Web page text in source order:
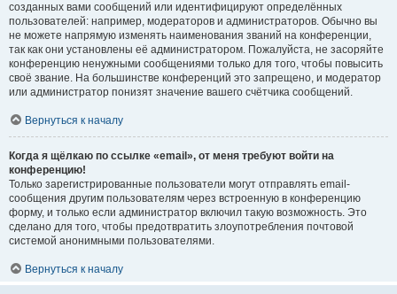
созданных вами сообщений или идентифицируют определённых
пользователей: например, модераторов и администраторов. Обычно вы
не можете напрямую изменять наименования званий на конференции,
так как они установлены её администратором. Пожалуйста, не засоряйте
конференцию ненужными сообщениями только для того, чтобы повысить
своё звание. На большинстве конференций это запрещено, и модератор
или администратор понизят значение вашего счётчика сообщений.
Вернуться к началу
Когда я щёлкаю по ссылке «email», от меня требуют войти на
конференцию!
Только зарегистрированные пользователи могут отправлять email-
сообщения другим пользователям через встроенную в конференцию
форму, и только если администратор включил такую возможность. Это
сделано для того, чтобы предотвратить злоупотребления почтовой
системой анонимными пользователями.
Вернуться к началу